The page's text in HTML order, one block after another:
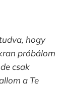
hogy
próbálom
csak
a Te